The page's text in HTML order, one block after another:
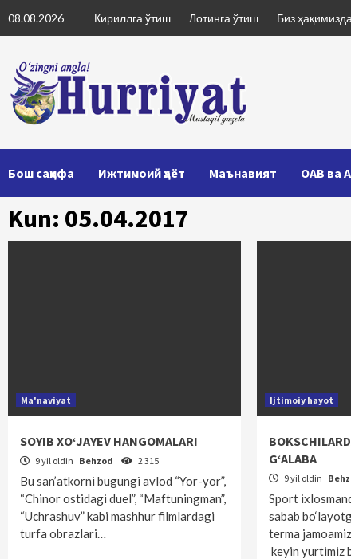
to
08.08.2026 Кириллга ўтиш Лотинга ўтиш Биз ҳақимизда
Бош саҳифа Ижтимоий ҳаёт Маънавият ОАВ ва
Kun: 05.04.2017
Ma'naviyat
SOYIB XO‘JAYEV HANGOMALARI
9 yil oldin Behzod 2 315
Bu san’atkorni bugungi avlod “Yor-yor”,
“Chinor ostidagi duel”, “Maftuningman”,
“Uchrashuv” kabi mashhur filmlardagi
turfa obrazlari…
Ijtimoiy hayot
G‘ALABA
9 yil oldin
Sport
sabab
terma
keyin yurtimiz